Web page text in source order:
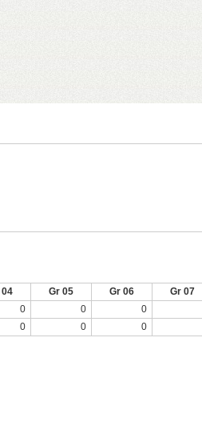
Gr 05 Gr 06 Gr 07
0 0 0
0 0 0